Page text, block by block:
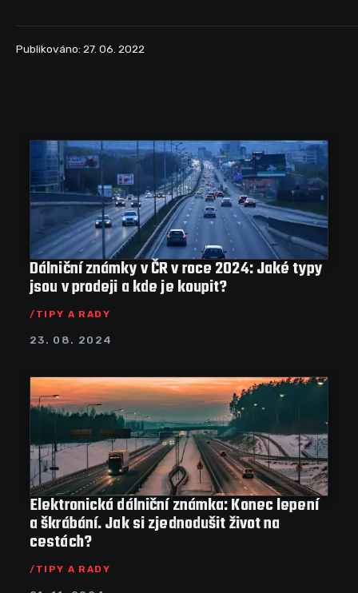
Publikováno: 27. 06. 2022
Dálniční známky v ČR v roce 2024: Jaké typy
jsou v prodeji a kde je koupit?
TIPY A RADY
23. 08. 2024
Elektronická dálniční známka: Konec lepení
a škrábání. Jak si zjednodušit život na
cestách?
TIPY A RADY